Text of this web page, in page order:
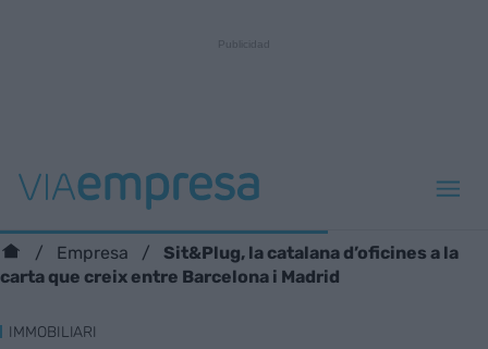
Empresa
Sit&Plug, la catalana d’oficines a la
carta que creix entre Barcelona i Madrid
IMMOBILIARI